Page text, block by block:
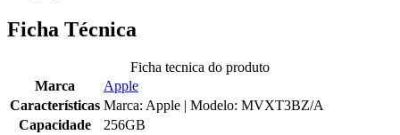
Ficha Técnica
Ficha tecnica do produto
Marca
Apple
Características Marca: Apple | Modelo: MVXT3BZ/A
Capacidade
256GB